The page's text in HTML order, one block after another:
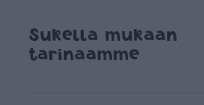
Sukella mukaan
tarinaamme